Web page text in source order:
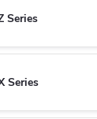
Series
Series